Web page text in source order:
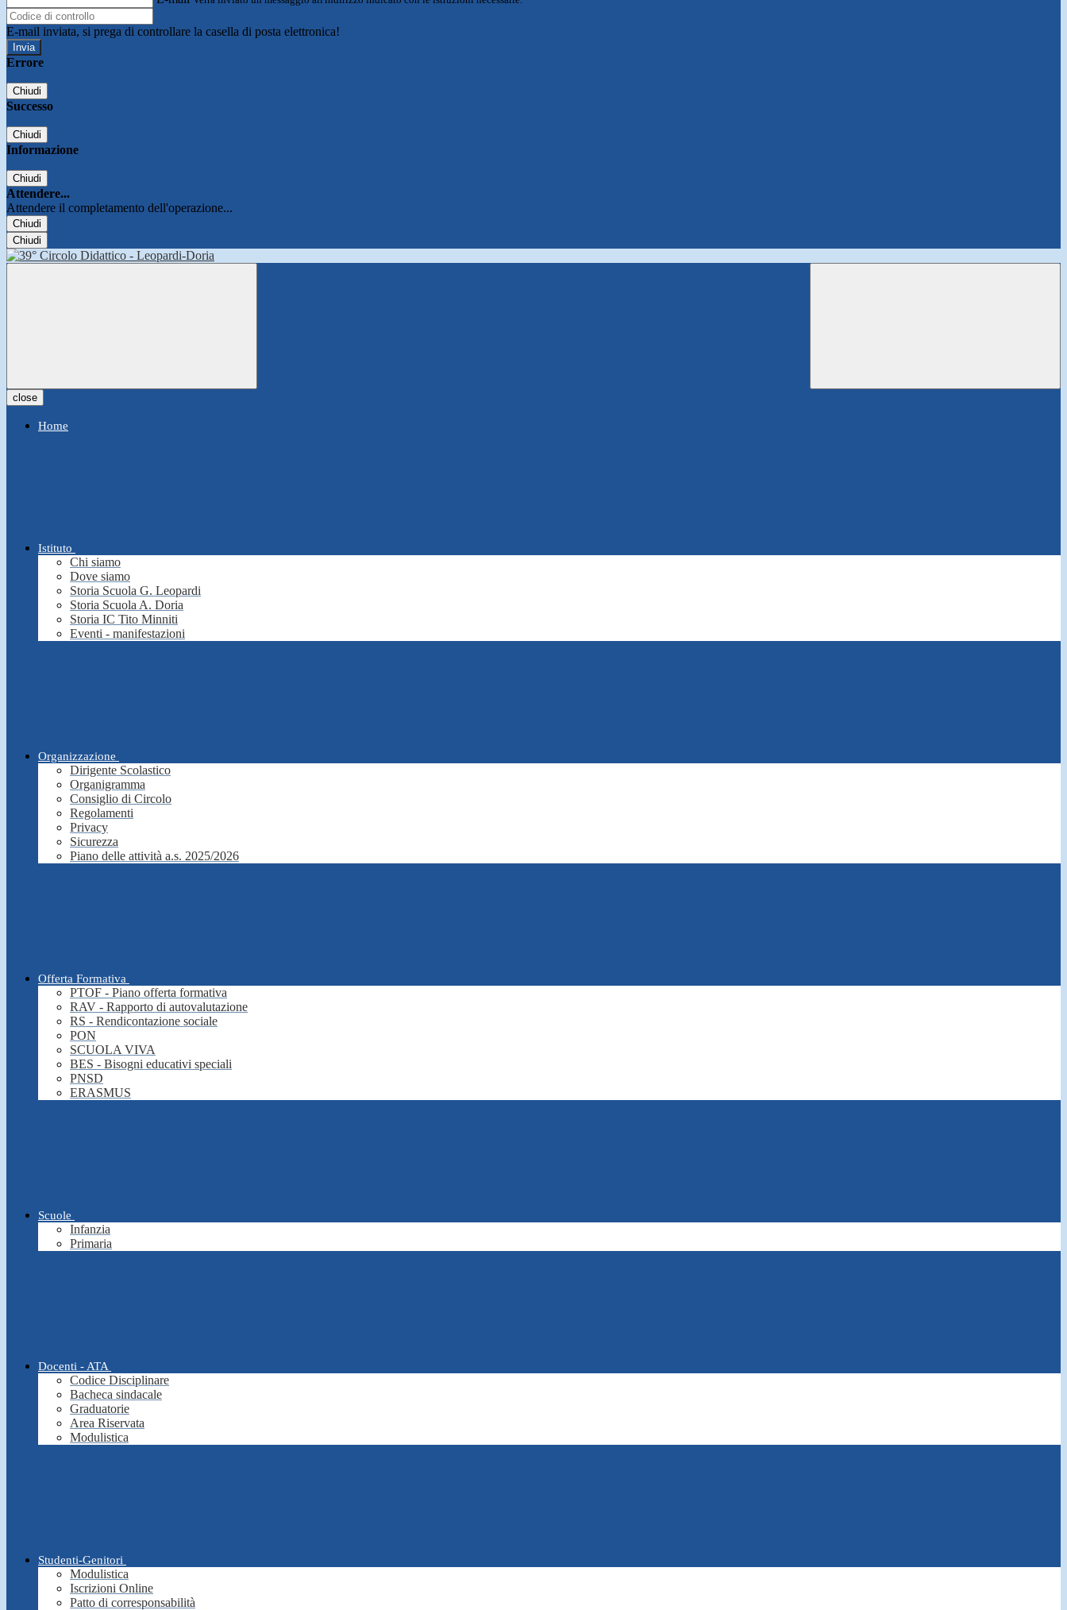
E-mail inviata, si prega di controllare la casella di posta elettronica!
Errore
Chiudi
Successo
Chiudi
Informazione
Chiudi
Attendere...
Attendere il completamento dell'operazione...
Chiudi
Chiudi
close
Home
Istituto
Chi siamo
Dove siamo
Storia Scuola G. Leopardi
Storia Scuola A. Doria
Storia IC Tito Minniti
Eventi - manifestazioni
Organizzazione
Dirigente Scolastico
Organigramma
Consiglio di Circolo
Regolamenti
Privacy
Sicurezza
Piano delle attività a.s. 2025/2026
Offerta Formativa
PTOF - Piano offerta formativa
RAV - Rapporto di autovalutazione
RS - Rendicontazione sociale
PON
SCUOLA VIVA
BES - Bisogni educativi speciali
PNSD
ERASMUS
Scuole
Infanzia
Primaria
Docenti - ATA
Codice Disciplinare
Bacheca sindacale
Graduatorie
Area Riservata
Modulistica
Studenti-Genitori
Modulistica
Iscrizioni Online
Patto di corresponsabilità